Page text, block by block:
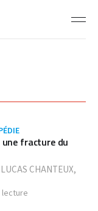
fracture du
LUCAS CHANTEUX,
lecture